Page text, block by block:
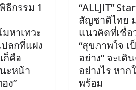
ธีกรรม 1
หาเทวะ
ลกที่แฝง
ก็คือ
ะหน้า
ง”
“ALLJIT”
สัญชาติไทย
แนวคิดที่เชื่อ
“สุขภาพใจ เ
อย่าง” จะเดิ
อย่างไร หาก
พร้อม